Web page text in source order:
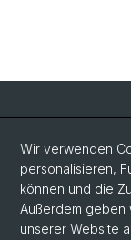
Social Media
Wir verwenden
personalisieren,
können und die
Außerdem geben
unserer Website